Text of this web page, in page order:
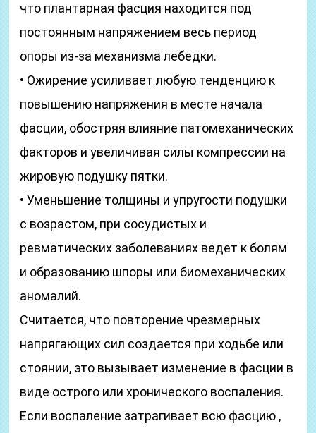
что плантарная фасция находится под
постоянным напряжением весь период
опоры из-за механизма лебедки.
• Ожирение усиливает любую тенденцию к
повышению напряжения в месте начала
фасции, обостряя влияние патомеханических
факторов и увеличивая силы компрессии на
жировую подушку пятки.
• Уменьшение толщины и упругости подушки
с возрастом, при сосудистых и
ревматических заболеваниях ведет к болям
и образованию шпоры или биомеханических
аномалий.
Считается, что повторение чрезмерных
напрягающих сил создается при ходьбе или
стоянии, это вызывает изменение в фасции в
виде острого или хронического воспаления.
Если воспаление затрагивает всю фасцию ,